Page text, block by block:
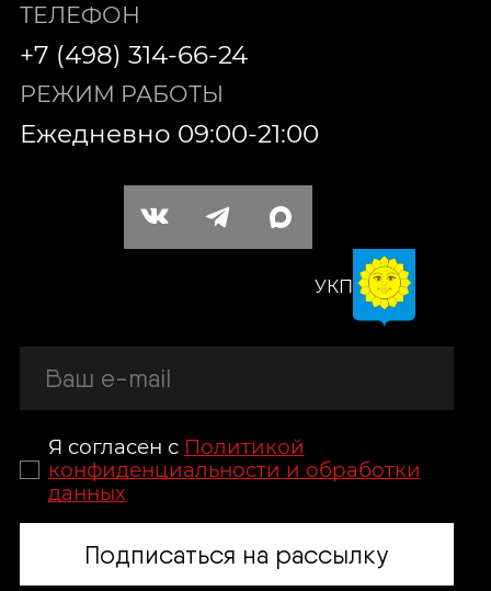
ТЕЛЕФОН
+7 (498) 314-66-24
РЕЖИМ РАБОТЫ
Ежедневно 09:00-21:00
УКП
Я согласен с Политикой
конфиденциальности и обработки
данных
Подписаться на рассылку